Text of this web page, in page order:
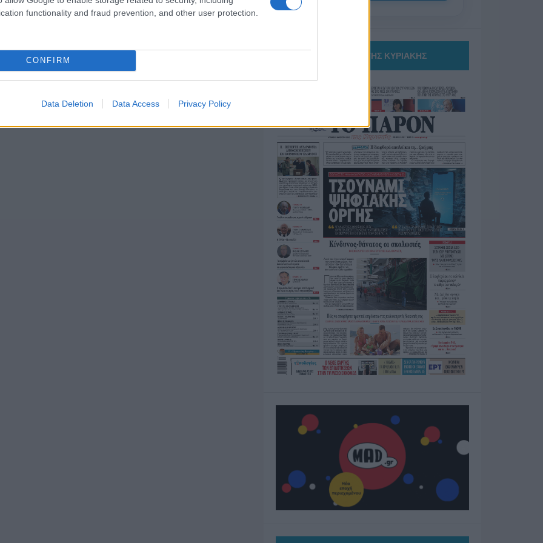
functionality and fraud prevention, and other user protection.
CONFIRM
Data Deletion Data Access Privacy Policy
ΤΟ ΠΑΡΟΝ ΤΗΣ ΚΥΡΙΑΚΗΣ